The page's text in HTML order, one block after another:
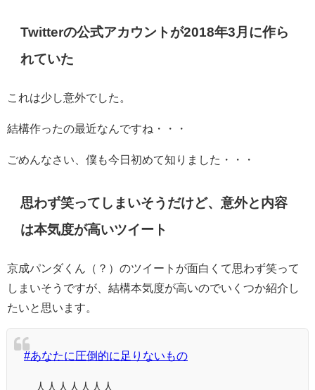
Twitterの公式アカウントが2018年3月に作ら
れていた
これは少し意外でした。
結構作ったの最近なんですね・・・
ごめんなさい、僕も今日初めて知りました・・・
思わず笑ってしまいそうだけど、意外と内容
は本気度が高いツイート
京成パンダくん（？）のツイートが面白くて思わず笑って
しまいそうですが、結構本気度が高いのでいくつか紹介し
たいと思います。
#あなたに圧倒的に足りないもの
＿人人人人人人人＿